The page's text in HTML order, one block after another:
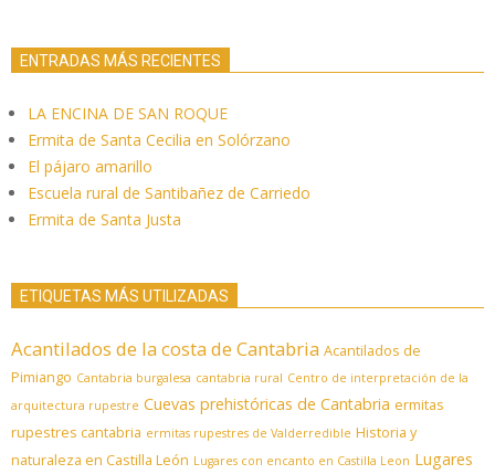
ENTRADAS MÁS RECIENTES
LA ENCINA DE SAN ROQUE
Ermita de Santa Cecilia en Solórzano
El pájaro amarillo
Escuela rural de Santibañez de Carriedo
Ermita de Santa Justa
ETIQUETAS MÁS UTILIZADAS
Acantilados de la costa de Cantabria Acantilados de
Pimiango Cantabria burgalesa cantabria rural Centro de interpretación de la
arquitectura rupestre Cuevas prehistóricas de Cantabria ermitas
rupestres cantabria ermitas rupestres de Valderredible Historia y
naturaleza en Castilla León Lugares con encanto en Castilla Leon Lugares